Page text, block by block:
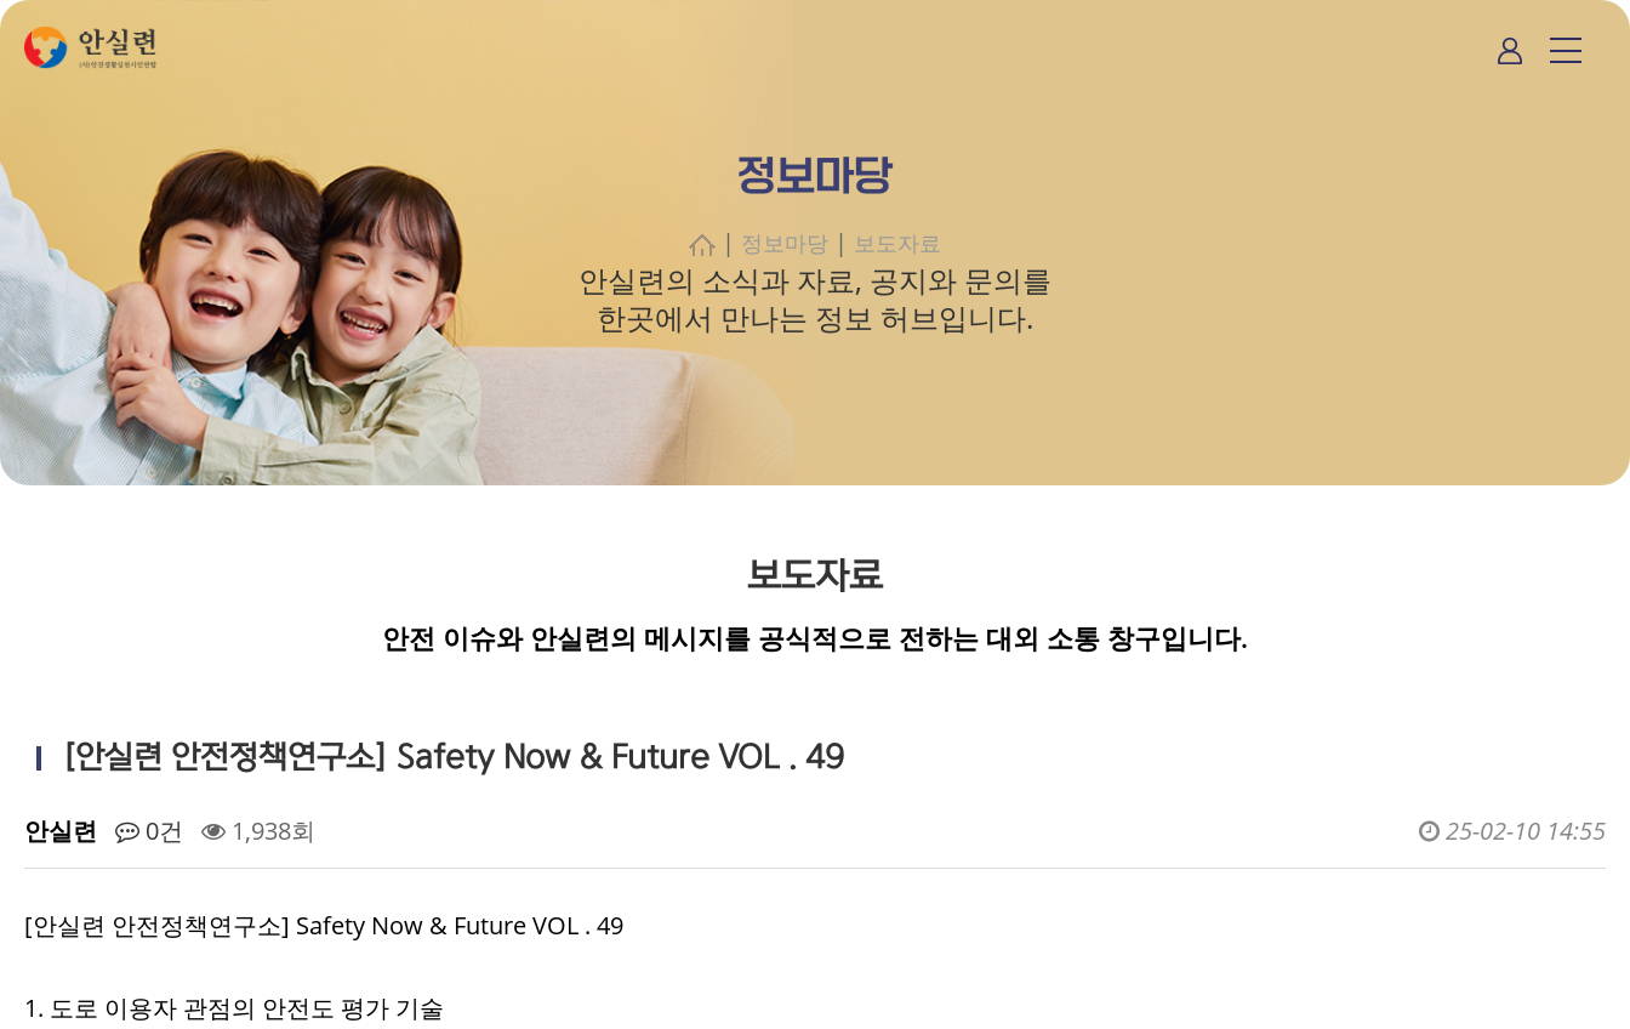
정보마당
| 정보마당 | 보도자료
안실련의 소식과 자료, 공지와 문의를
한곳에서 만나는 정보 허브입니다.
보도자료
안전 이슈와 안실련의 메시지를 공식적으로 전하는 대외 소통 창구입니다.
[안실련 안전정책연구소] Safety Now & Future VOL . 49
안실련 0건 1,938회 25-02-10 14:55
[안실련 안전정책연구소] Safety Now & Future VOL . 49
1. 도로 이용자 관점의 안전도 평가 기술